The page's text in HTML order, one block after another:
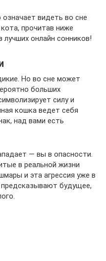
видеть во сне
прочитав ниже
лучших онлайн сонников!
Но во сне может
больших
силу и
кошка ведет себя
над вами есть
— вы в опасности.
в реальной жизни
и эта агрессия уже в
будущее,